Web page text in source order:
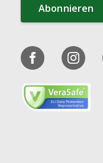
Abonnieren